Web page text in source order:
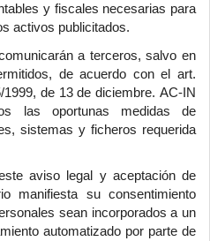
y fiscales necesarias para
activos publicitados.
a terceros, salvo en
de acuerdo con el art.
de 13 de diciembre. AC-IN
las oportunas medidas de
sistemas y ficheros requerida
aviso legal y aceptación de
manifiesta su consentimiento
sean incorporados a un
automatizado por parte de